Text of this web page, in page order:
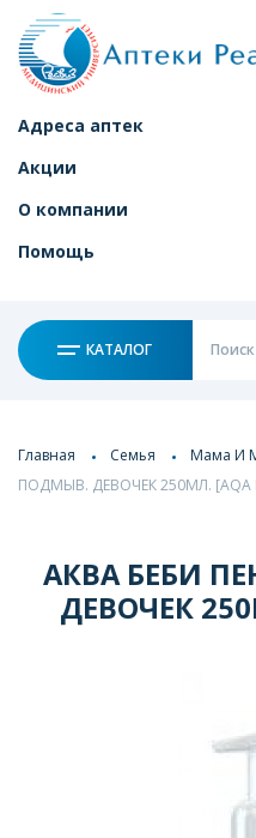
Адреса аптек
Акции
О компании
Помощь
КАТАЛОГ
Главная Семья Мама И
ПОДМЫВ. ДЕВОЧЕК 250МЛ. [AQA
АКВА БЕБИ
ДЕВОЧЕК